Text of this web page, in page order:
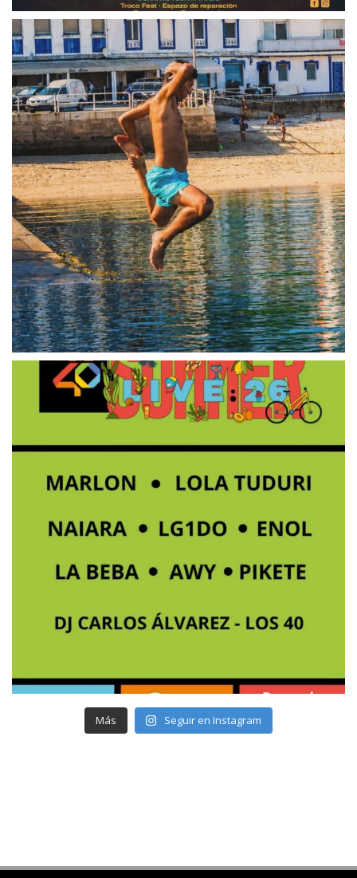
Más Seguir en Instagram